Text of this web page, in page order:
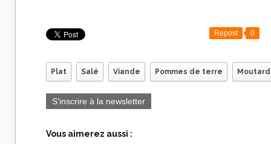
Repost 0
Plat Salé Viande Pommes de terre
S'inscrire à la newsletter
Vous aimerez aussi :